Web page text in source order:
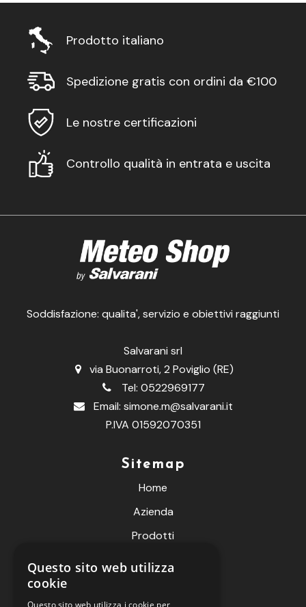
Prodotto italiano
Spedizione gratis con ordini da €100
Le nostre certificazioni
Controllo qualità in entrata e uscita
Soddisfazione: qualita', servizio e obiettivi raggiunti
Salvarani srl
via Buonarroti, 2 Poviglio (RE)
Tel: 0522969177
Email: simone.m@salvarani.it
P.IVA 01592070351
Sitemap
Home
Azienda
Prodotti
Fiere
Questo sito web utilizza
cookie
Questo sito web utilizza i cookie per